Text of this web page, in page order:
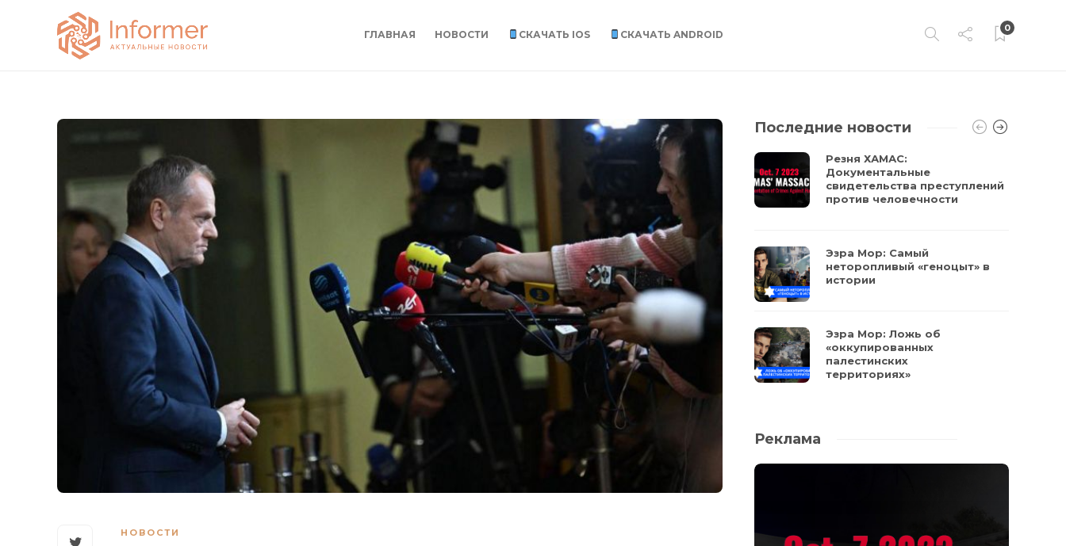
ГЛАВНАЯ НОВОСТИ СКАЧАТЬ IOS СКАЧАТЬ ANDROID
0
НОВОСТИ
Последние новости
Резня ХАМАС:
Документальные
свидетельства преступлений
против человечности
Эзра Мор: Самый
неторопливый «геноцыт» в
истории
Эзра Мор: Ложь об
«оккупированных
палестинских
территориях»
Реклама